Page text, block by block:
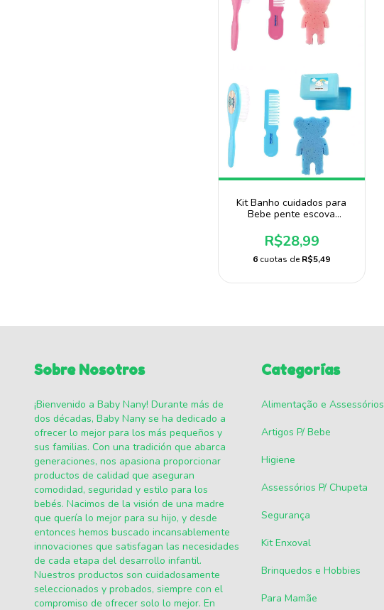
Kit Banho cuidados para
Bebe pente escova
R$28,99
6 cuotas deR$5,49
Sobre Nosotros
¡Bienvenido a Baby Nany! Durante más de
dos décadas, Baby Nany se ha dedicado a
ofrecer lo mejor para los más pequeños y
sus familias. Con una tradición que abarca
generaciones, nos apasiona proporcionar
productos de calidad que aseguran
comodidad, seguridad y estilo para los
bebés. Nacimos de la visión de una madre
que quería lo mejor para su hijo, y desde
entonces hemos buscado incansablemente
innovaciones que satisfagan las necesidades
de cada etapa del desarrollo infantil.
Nuestros productos son cuidadosamente
seleccionados y probados, siempre con el
compromiso de ofrecer solo lo mejor. En
Categorías
Alimentação e Assessórios
Artigos P/ Bebe
Higiene
Assessórios P/ Chupeta
Segurança
Kit Enxoval
Brinquedos e Hobbies
Para Mamãe